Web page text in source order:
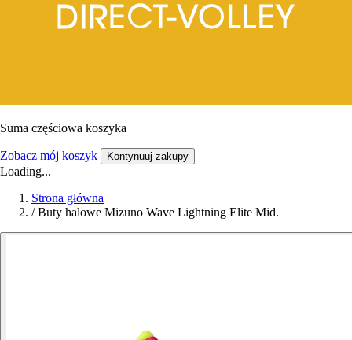
Suma częściowa koszyka
Zobacz mój koszyk Kontynuuj zakupy
Loading...
Strona główna
/ Buty halowe Mizuno Wave Lightning Elite Mid.